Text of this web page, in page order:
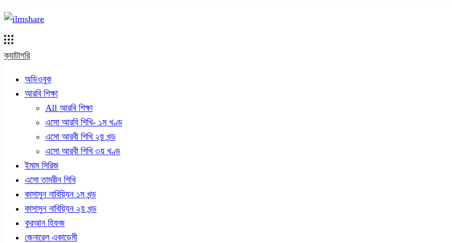
ক্যাটাগরি
অডিওবুক
আরবি শিক্ষা
All আরবি শিক্ষা
এসো আরবি শিখি- ১ম খণ্ড
এসো আরবী শিখি ২য় খন্ড
এসো আরবী শিখি ৩য় খণ্ড
ইমাম সিরিজ
এসো তামরীন শিখি
কাসাসুন নাবিয়্যিন ১ম খন্ড
কাসাসুন নাবিয়্যিন ২য় খন্ড
কুরআন হিফজ
জেনারেল একাডেমী